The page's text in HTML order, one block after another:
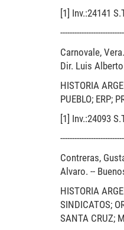
[1] Inv.:24141
Carnovale,
Dir. Luis
HISTORIA
PUEBLO; ERP;
[1] Inv.:24093
Contreras,
Alvaro. --
HISTORIA
SINDICATOS;
SANTA CRUZ;